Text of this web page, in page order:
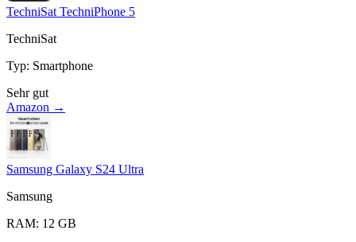
TechniSat TechniPhone 5
TechniSat
Typ: Smartphone
Sehr gut
Amazon →
Samsung Galaxy S24 Ultra
Samsung
RAM: 12 GB